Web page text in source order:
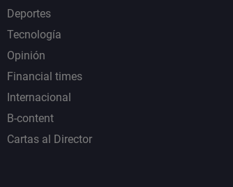
Deportes
Tecnología
Opinión
Financial times
Internacional
B-content
Cartas al Director